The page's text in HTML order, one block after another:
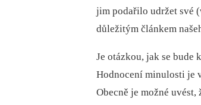
jim podařilo udržet své
důležitým článkem
Je otázkou, jak se
Hodnocení minulosti je
Obecně je možné